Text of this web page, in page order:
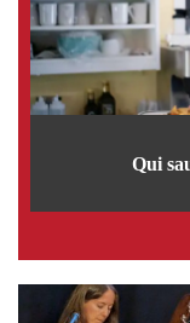
Qui